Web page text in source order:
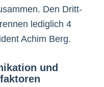
Den Dritt-
lediglich 4
Achim Berg.
und